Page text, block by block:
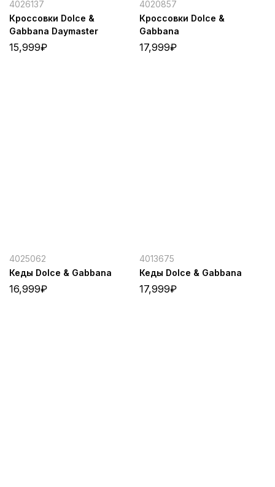
4026137
Кроссовки Dolce &
Gabbana Daymaster
15,999₽
4020857
Кроссовки Dolce &
Gabbana
17,999₽
4025062
Кеды Dolce & Gabbana
16,999₽
4013675
Кеды Dolce & Gabbana
17,999₽